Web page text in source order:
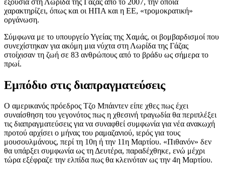
χαρακτηρίζει, όπως και οι ΗΠΑ και η ΕΕ, «τρομοκρατική»
οργάνωση.
Σύμφωνα με το υπουργείο Υγείας της Χαμάς, οι βομβαρδισμοί που
συνεχίστηκαν για ακόμη μια νύχτα στη Λωρίδα της Γάζας
στοίχισαν τη ζωή σε 83 ανθρώπους από το βράδυ ως σήμερα το
πρωί.
Εμπόδιο στις διαπραγματεύσεις
Ο αμερικανός πρόεδρος Τζο Μπάιντεν είπε χθες πως έχει
συναίσθηση του γεγονότος πως η χθεσινή τραγωδία θα περιπλέξει
τις διαπραγματεύσεις για να συναφθεί συμφωνία για νέα ανακωχή
προτού αρχίσει ο μήνας του ραμαζανιού, ιερός για τους
μουσουλμάνους, περί τη 10η ή την 11η Μαρτίου. «Πιθανόν» δεν
θα υπάρξει συμφωνία ως τη Δευτέρα, παραδέχθηκε, ενώ μέχρι
τώρα εξέφραζε την ελπίδα πως θα κλεινόταν ως την 4η Μαρτίου.